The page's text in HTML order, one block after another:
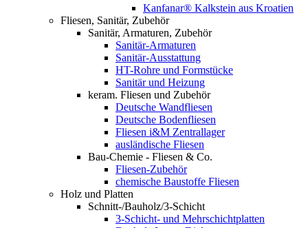
Kanfanar® Kalkstein aus Kroatien
Fliesen, Sanitär, Zubehör
Sanitär, Armaturen, Zubehör
Sanitär-Armaturen
Sanitär-Ausstattung
HT-Rohre und Formstücke
Sanitär und Heizung
keram. Fliesen und Zubehör
Deutsche Wandfliesen
Deutsche Bodenfliesen
Fliesen i&M Zentrallager
ausländische Fliesen
Bau-Chemie - Fliesen & Co.
Fliesen-Zubehör
chemische Baustoffe Fliesen
Holz und Platten
Schnitt-/Bauholz/3-Schicht
3-Schicht- und Mehrschichtplatten